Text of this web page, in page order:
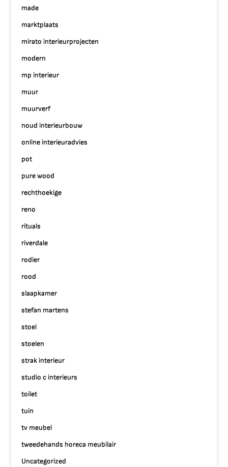
made
marktplaats
mirato interieurprojecten
modern
mp interieur
muur
muurverf
noud interieurbouw
online interieuradvies
pot
pure wood
rechthoekige
reno
rituals
riverdale
rodier
rood
slaapkamer
stefan martens
stoel
stoelen
strak interieur
studio c interieurs
toilet
tuin
tv meubel
tweedehands horeca meubilair
Uncategorized